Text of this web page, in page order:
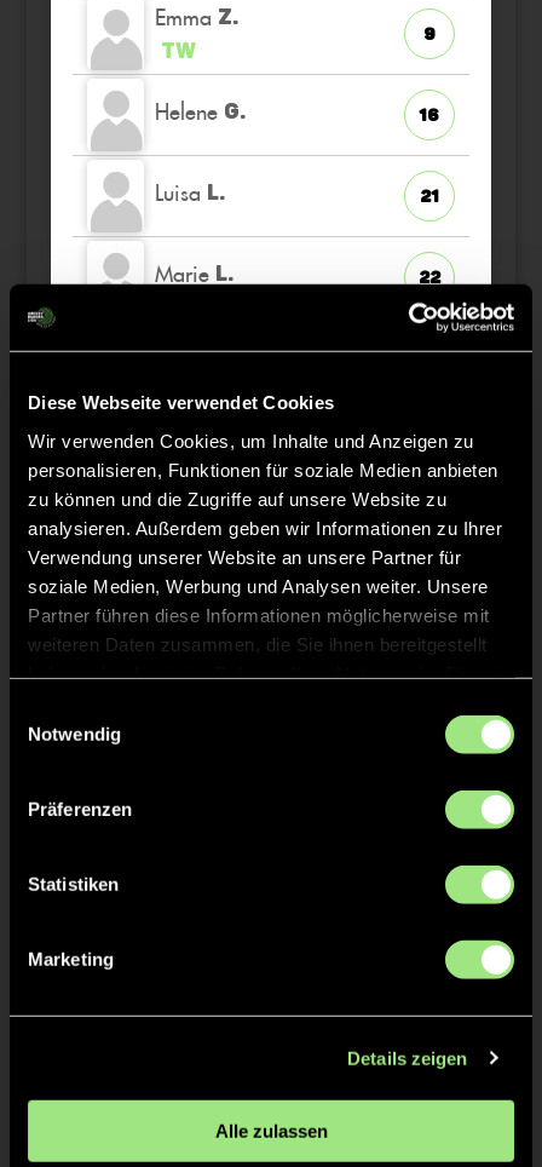
Diese Webseite verwendet Cookies
Wir verwenden Cookies, um Inhalte und Anzeigen zu
personalisieren, Funktionen für soziale Medien anbieten
zu können und die Zugriffe auf unsere Website zu
analysieren. Außerdem geben wir Informationen zu Ihrer
Verwendung unserer Website an unsere Partner für
soziale Medien, Werbung und Analysen weiter. Unsere
Partner führen diese Informationen möglicherweise mit
weiteren Daten zusammen, die Sie ihnen bereitgestellt
Notwendig
Präferenzen
Statistiken
Marketing
Details zeigen
Alle zulassen
Emma Z.
TW
9
Helene G. 16
Luisa L. 21
Marie L. 22
39
Staff
Kerstin SCHICKENBERG
TW = Torwart & ETW = Ersatztorwart, K = Kapitän
Tore & Karten
1:0 Elen K., 0’
0:1 12’
3/4